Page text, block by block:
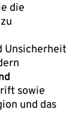
die
Unsicherheit
sowie
und das